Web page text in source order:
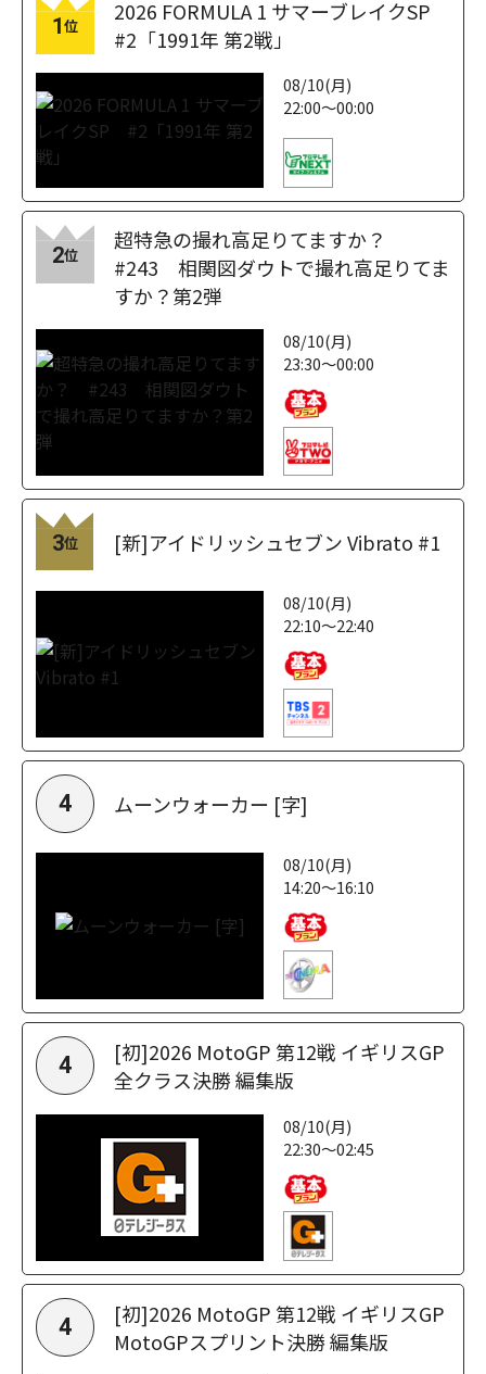
1位
2026 FORMULA 1 サマーブレイクSP
#2「1991年 第2戦」
08/10(月)
22:00～00:00
2位
超特急の撮れ高足りてますか？
#243 相関図ダウトで撮れ高足りてま
すか？第2弾
08/10(月)
23:30～00:00
3位 [新]アイドリッシュセブン Vibrato #1
08/10(月)
22:10～22:40
4 ムーンウォーカー [字]
08/10(月)
14:20～16:10
4
[初]2026 MotoGP 第12戦 イギリスGP
全クラス決勝 編集版
08/10(月)
22:30～02:45
4
[初]2026 MotoGP 第12戦 イギリスGP
MotoGPスプリント決勝 編集版